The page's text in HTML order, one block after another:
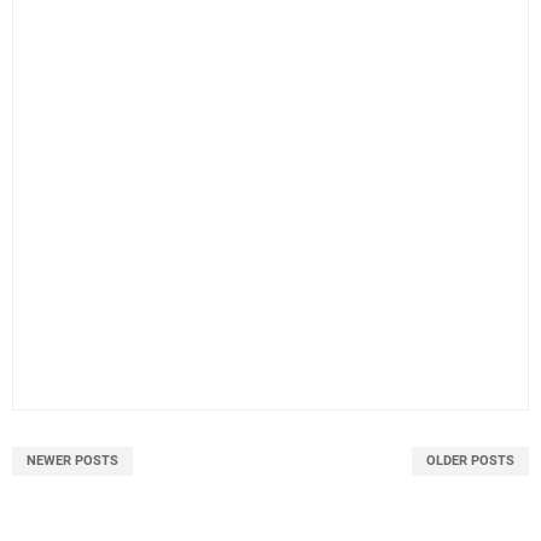
NEWER POSTS OLDER POSTS